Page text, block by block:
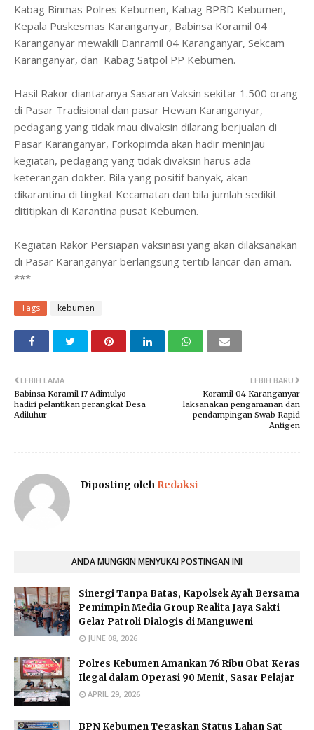
Kabag Binmas Polres Kebumen, Kabag BPBD Kebumen,
Kepala Puskesmas Karanganyar, Babinsa Koramil 04
Karanganyar mewakili Danramil 04 Karanganyar, Sekcam
Karanganyar, dan Kabag Satpol PP Kebumen.
Hasil Rakor diantaranya Sasaran Vaksin sekitar 1.500 orang
di Pasar Tradisional dan pasar Hewan Karanganyar,
pedagang yang tidak mau divaksin dilarang berjualan di
Pasar Karanganyar, Forkopimda akan hadir meninjau
kegiatan, pedagang yang tidak divaksin harus ada
keterangan dokter. Bila yang positif banyak, akan
dikarantina di tingkat Kecamatan dan bila jumlah sedikit
dititipkan di Karantina pusat Kebumen.
Kegiatan Rakor Persiapan vaksinasi yang akan dilaksanakan
di Pasar Karanganyar berlangsung tertib lancar dan aman.
***
Tags kebumen
LEBIH BARU
Koramil 04 Karanganyar
laksanakan pengamanan dan
pendampingan Swab Rapid
Antigen
LEBIH LAMA
Babinsa Koramil 17 Adimulyo
hadiri pelantikan perangkat Desa
Adiluhur
Diposting oleh Redaksi
ANDA MUNGKIN MENYUKAI POSTINGAN INI
​Sinergi Tanpa Batas, Kapolsek Ayah Bersama
Pemimpin Media Group Realita Jaya Sakti
Gelar Patroli Dialogis di Manguweni
JUNE 08, 2026
Polres Kebumen Amankan 76 Ribu Obat Keras
Ilegal dalam Operasi 90 Menit, Sasar Pelajar
APRIL 29, 2026
BPN Kebumen Tegaskan Status Lahan Sat